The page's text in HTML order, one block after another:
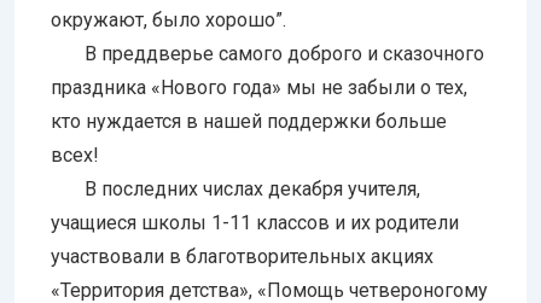
окружают, было хорошо”.
В преддверье самого доброго и сказочного
праздника «Нового года» мы не забыли о тех,
кто нуждается в нашей поддержки больше
всех!
В последних числах декабря учителя,
учащиеся школы 1-11 классов и их родители
участвовали в благотворительных акциях
«Территория детства», «Помощь четвероногому